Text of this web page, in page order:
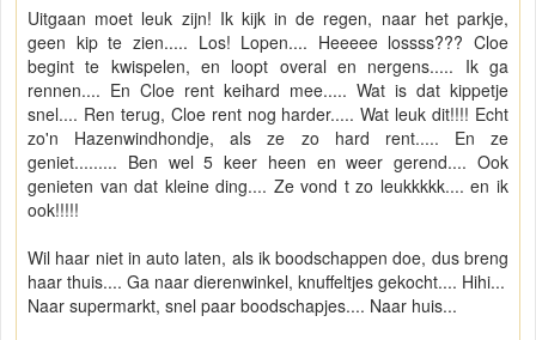
Uitgaan moet leuk zijn! Ik kijk in de regen, naar het parkje,
geen kip te zien..... Los! Lopen.... Heeeee lossss??? Cloe
begint te kwispelen, en loopt overal en nergens..... Ik ga
rennen.... En Cloe rent keihard mee..... Wat is dat kippetje
snel.... Ren terug, Cloe rent nog harder..... Wat leuk dit!!!! Echt
zo'n Hazenwindhondje, als ze zo hard rent..... En ze
geniet......... Ben wel 5 keer heen en weer gerend.... Ook
genieten van dat kleine ding.... Ze vond t zo leukkkkk.... en ik
ook!!!!!
Wil haar niet in auto laten, als ik boodschappen doe, dus breng
haar thuis.... Ga naar dierenwinkel, knuffeltjes gekocht.... Hihi...
Naar supermarkt, snel paar boodschapjes.... Naar huis...